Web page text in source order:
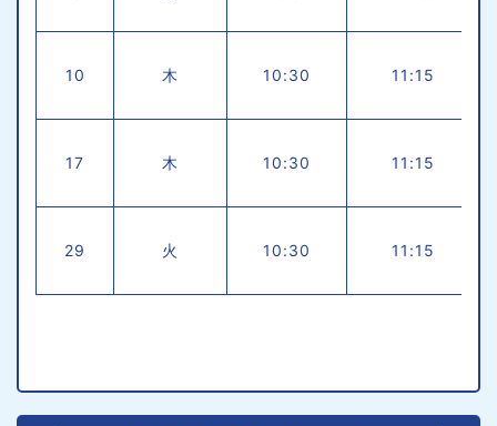
10 木 10:30 11:15
17 木 10:30 11:15
29 火 10:30 11:15